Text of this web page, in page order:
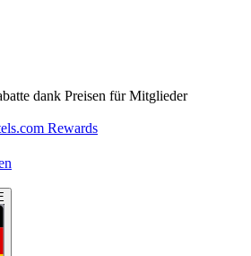
dank Preisen für Mitglieder
Rewards